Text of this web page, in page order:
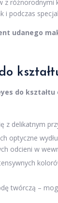
z
i podczas
udanego
do
z delikatnym
optyczne
odcieni w
twórczą –